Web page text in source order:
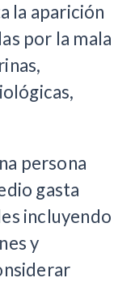
la aparición
por la mala
persona
gasta
incluyendo
y